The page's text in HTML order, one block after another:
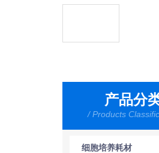
产品分
/ Products
细胞培养耗材